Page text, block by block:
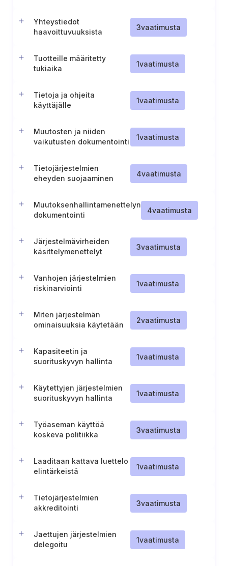
Yhteystiedot
haavoittuvuuksista
3vaatimusta
Tuotteille määritetty
tukiaika
1vaatimusta
Tietoja ja ohjeita
käyttäjälle
1vaatimusta
Muutosten ja niiden
vaikutusten dokumentointi
1vaatimusta
Tietojärjestelmien
eheyden suojaaminen
4vaatimusta
Muutoksenhallintamenettelyn
dokumentointi
4vaatimusta
Järjestelmävirheiden
käsittelymenettelyt
3vaatimusta
Vanhojen järjestelmien
riskinarviointi
1vaatimusta
Miten järjestelmän
ominaisuuksia käytetään
2vaatimusta
Kapasiteetin ja
suorituskyvyn hallinta
1vaatimusta
Käytettyjen järjestelmien
suorituskyvyn hallinta
1vaatimusta
Työaseman käyttöä
koskeva politiikka
3vaatimusta
Laaditaan kattava luettelo
elintärkeistä
1vaatimusta
Tietojärjestelmien
akkreditointi
3vaatimusta
Jaettujen järjestelmien
delegoitu
1vaatimusta